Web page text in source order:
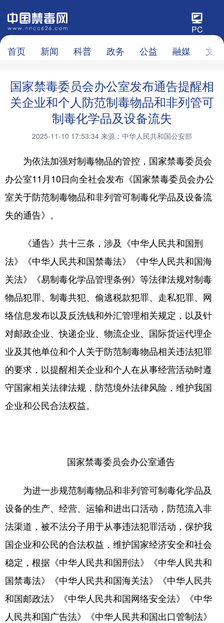
PC
首页 新闻 科普 政务 公益 融媒 文化
国家禁毒委员会办公室发布通告提醒相
关企业和个人防范制毒物品和非列管可
制毒化学品及设备流失
2025-11-10 17:53:34 来源：中华人民共和国公安部
为依法加强对制毒物品的管控，国家禁毒委员会
办公室11月10日向全社会发布《国家禁毒委员会办公
室关于防范制毒物品和非列管可制毒化学品及设备流
失的通告》。
《通告》共十三条，涉及《中华人民共和国刑
法》《中华人民共和国禁毒法》《中华人民共和国海
关法》《易制毒化学品管理条例》等法律法规对制毒
物品犯罪、制毒共犯、偷逃税款犯罪、走私犯罪、网
络信息发布以及反洗钱和外汇管理相关规定，以及针
对邮政企业、快递企业、物流企业、国际货运代理企
业及其他单位和个人关于防范制毒物品相关违法犯罪
的要求，以提醒相关企业和个人在从事经营活动时遵
守国家相关法律法规，防范境外法律风险，维护我国
企业和公民合法权益。
国家禁毒委员会办公室通告
为进一步规范制毒物品和非列管可制毒化学品及
设备的生产、经营、运输和进出口活动，防范流入非
法渠道，被不法分子用于从事违法犯罪活动，保护我
国企业和公民的合法权益，维护国家经济安全和社会
稳定，根据《中华人民共和国刑法》《中华人民共和
国禁毒法》《中华人民共和国海关法》《中华人民共
和国邮政法》《中华人民共和国网络安全法》《中华
人民共和国广告法》《中华人民共和国出口管制法》